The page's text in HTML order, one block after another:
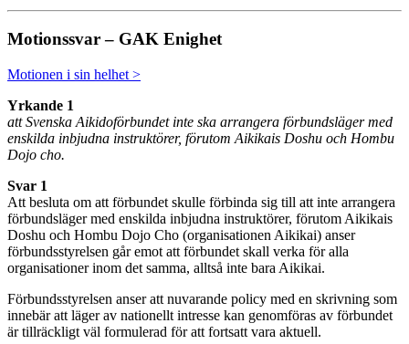
Motionssvar – GAK Enighet
Motionen i sin helhet >
Yrkande 1
att Svenska Aikidoförbundet inte ska arrangera förbundsläger med
enskilda inbjudna instruktörer, förutom Aikikais Doshu och Hombu
Dojo cho.
Svar 1
Att besluta om att förbundet skulle förbinda sig till att inte arrangera
förbundsläger med enskilda inbjudna instruktörer, förutom Aikikais
Doshu och Hombu Dojo Cho (organisationen Aikikai) anser
förbundsstyrelsen går emot att förbundet skall verka för alla
organisationer inom det samma, alltså inte bara Aikikai.
Förbundsstyrelsen anser att nuvarande policy med en skrivning som
innebär att läger av nationellt intresse kan genomföras av förbundet
är tillräckligt väl formulerad för att fortsatt vara aktuell.